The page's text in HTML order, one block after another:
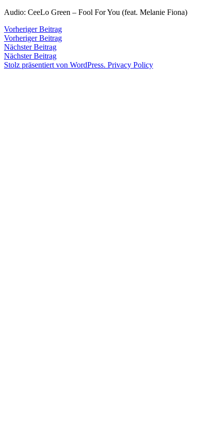
Zum
springen
von
Juli
2016
einen
Kommentar
zu
Audio: CeeLo Green – Fool For You (feat. Melanie Fiona)
Veröffentlicht
von
snhpfr
4.
Juli
2016
Veröffentlicht
in
Uncategorized
Beitragsnavigation
Vorheriger BeitragVorheriger
Beitrag:
Vorheriger Beitrag
Nächster BeitragNächster
Beitrag:
Nächster Beitrag
Stolz präsentiert von WordPress. Privacy Policy